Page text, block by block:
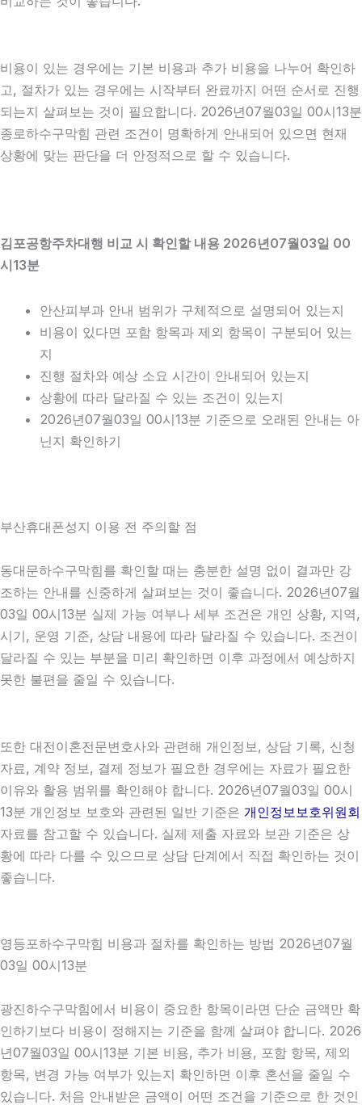
비용이 있는 경우에는 기본 비용과 추가 비용을 나누어 확인하
고, 절차가 있는 경우에는 시작부터 완료까지 어떤 순서로 진행
되는지 살펴보는 것이 필요합니다. 2026년07월03일 00시13분
종로하수구막힘 관련 조건이 명확하게 안내되어 있으면 현재
상황에 맞는 판단을 더 안정적으로 할 수 있습니다.
김포공항주차대행 비교 시 확인할 내용 2026년07월03일 00
시13분
안산피부과 안내 범위가 구체적으로 설명되어 있는지
비용이 있다면 포함 항목과 제외 항목이 구분되어 있는
지
진행 절차와 예상 소요 시간이 안내되어 있는지
상황에 따라 달라질 수 있는 조건이 있는지
2026년07월03일 00시13분 기준으로 오래된 안내는 아
닌지 확인하기
부산휴대폰성지 이용 전 주의할 점
동대문하수구막힘를 확인할 때는 충분한 설명 없이 결과만 강
조하는 안내를 신중하게 살펴보는 것이 좋습니다. 2026년07월
03일 00시13분 실제 가능 여부나 세부 조건은 개인 상황, 지역,
시기, 운영 기준, 상담 내용에 따라 달라질 수 있습니다. 조건이
달라질 수 있는 부분을 미리 확인하면 이후 과정에서 예상하지
못한 불편을 줄일 수 있습니다.
또한 대전이혼전문변호사와 관련해 개인정보, 상담 기록, 신청
자료, 계약 정보, 결제 정보가 필요한 경우에는 자료가 필요한
이유와 활용 범위를 확인해야 합니다. 2026년07월03일 00시
13분 개인정보 보호와 관련된 일반 기준은 개인정보보호위원회
자료를 참고할 수 있습니다. 실제 제출 자료와 보관 기준은 상
황에 따라 다를 수 있으므로 상담 단계에서 직접 확인하는 것이
좋습니다.
영등포하수구막힘 비용과 절차를 확인하는 방법 2026년07월
03일 00시13분
광진하수구막힘에서 비용이 중요한 항목이라면 단순 금액만 확
인하기보다 비용이 정해지는 기준을 함께 살펴야 합니다. 2026
년07월03일 00시13분 기본 비용, 추가 비용, 포함 항목, 제외
항목, 변경 가능 여부가 있는지 확인하면 이후 혼선을 줄일 수
있습니다. 처음 안내받은 금액이 어떤 조건을 기준으로 한 것인